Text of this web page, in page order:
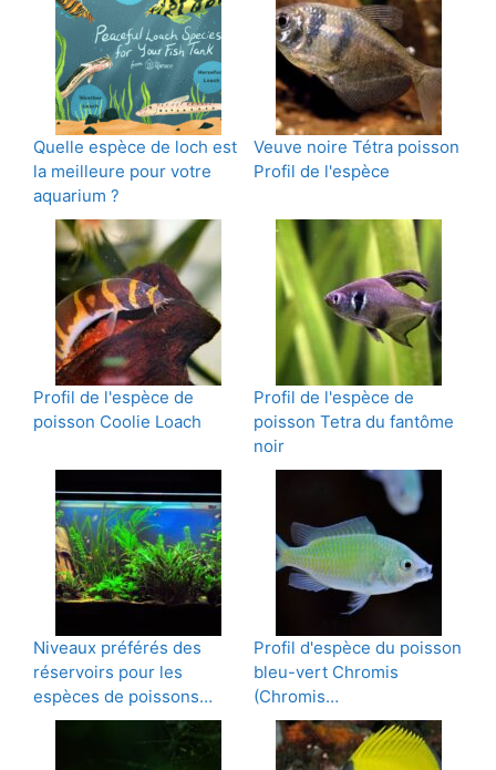
Quelle espèce de loch est
la meilleure pour votre
aquarium ?
Veuve noire Tétra poisson
Profil de l'espèce
Profil de l'espèce de
poisson Coolie Loach
Profil de l'espèce de
poisson Tetra du fantôme
noir
Niveaux préférés des
réservoirs pour les
espèces de poissons…
Profil d'espèce du poisson
bleu-vert Chromis
(Chromis…